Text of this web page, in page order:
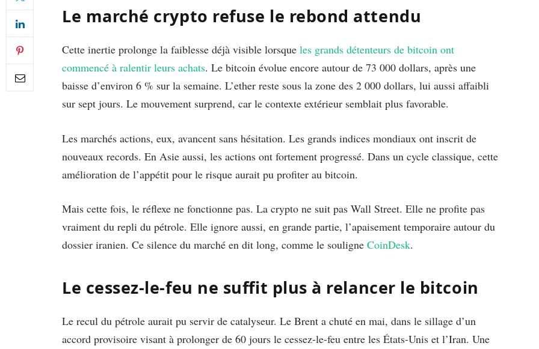
Le marché crypto refuse le rebond attendu
Cette inertie prolonge la faiblesse déjà visible lorsque les grands détenteurs de bitcoin ont
commencé à ralentir leurs achats. Le bitcoin évolue encore autour de 73 000 dollars, après une
baisse d’environ 6 % sur la semaine. L’ether reste sous la zone des 2 000 dollars, lui aussi affaibli
sur sept jours. Le mouvement surprend, car le contexte extérieur semblait plus favorable.
Les marchés actions, eux, avancent sans hésitation. Les grands indices mondiaux ont inscrit de
nouveaux records. En Asie aussi, les actions ont fortement progressé. Dans un cycle classique, cette
amélioration de l’appétit pour le risque aurait pu profiter au bitcoin.
Mais cette fois, le réflexe ne fonctionne pas. La crypto ne suit pas Wall Street. Elle ne profite pas
vraiment du repli du pétrole. Elle ignore aussi, en grande partie, l’apaisement temporaire autour du
dossier iranien. Ce silence du marché en dit long, comme le souligne CoinDesk.
Le cessez-le-feu ne suffit plus à relancer le bitcoin
Le recul du pétrole aurait pu servir de catalyseur. Le Brent a chuté en mai, dans le sillage d’un
accord provisoire visant à prolonger de 60 jours le cessez-le-feu entre les États-Unis et l’Iran. Une